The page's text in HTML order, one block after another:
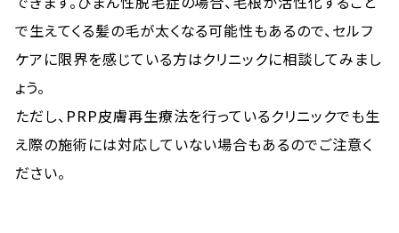
で生えてくる髪の毛が太くなる可能性もあるので、セルフ
ケアに限界を感じている方はクリニックに相談してみまし
ょう。
ただし、PRP皮膚再生療法を行っているクリニックでも生
え際の施術には対応していない場合もあるのでご注意く
ださい。